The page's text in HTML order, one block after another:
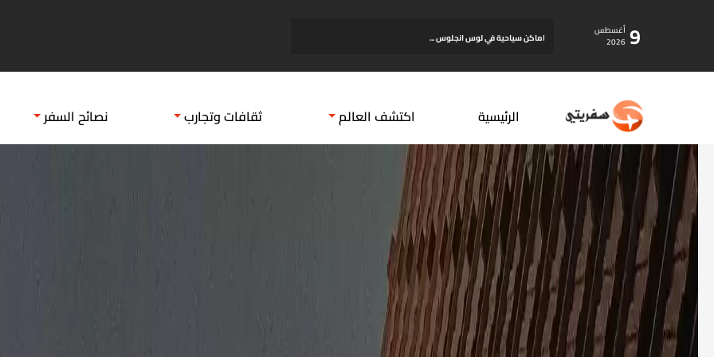
9 أغسطس
2026 اماكن سياحية في لوس انجلوس ...
الرئيسية اكتشف العالم ثقافات وتجارب نصائح السفر